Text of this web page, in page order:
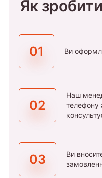
Як
01 Ви
02
Наш
телефону
03
Ви